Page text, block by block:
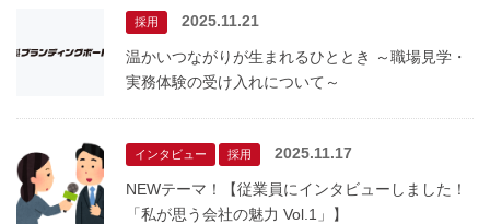
採用 2025.11.21
温かいつながりが生まれるひととき ～職場見学・
実務体験の受け入れについて～
インタビュー 採用 2025.11.17
NEWテーマ！【従業員にインタビューしました！
「私が思う会社の魅力 Vol.1」】